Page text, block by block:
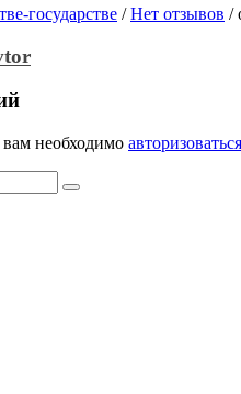
государстве / Нет отзывов /
необходимо авторизоваться